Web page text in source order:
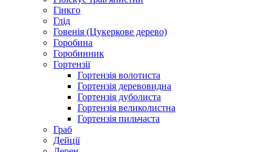
Гінкго
Глід
Говенія (Цукеркове дерево)
Горобина
Горобинник
Гортензії
Гортензія волотиста
Гортензія деревовидна
Гортензія дуболиста
Гортензія великолистна
Гортензія пильчаста
Граб
Дейції